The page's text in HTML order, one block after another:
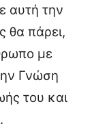
αυτή την
θα πάρει,
με
Γνώση
του και